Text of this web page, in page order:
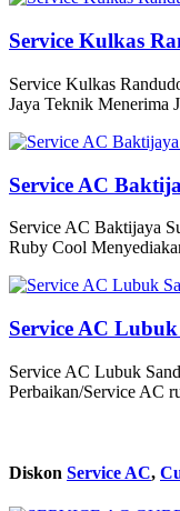
Service Kulkas
Service Kulkas
Jaya Teknik Menerima
Service AC
Service AC Baktijaya
Ruby Cool
Service AC
Service AC Lubuk
Perbaikan/Service AC
Diskon Service AC,